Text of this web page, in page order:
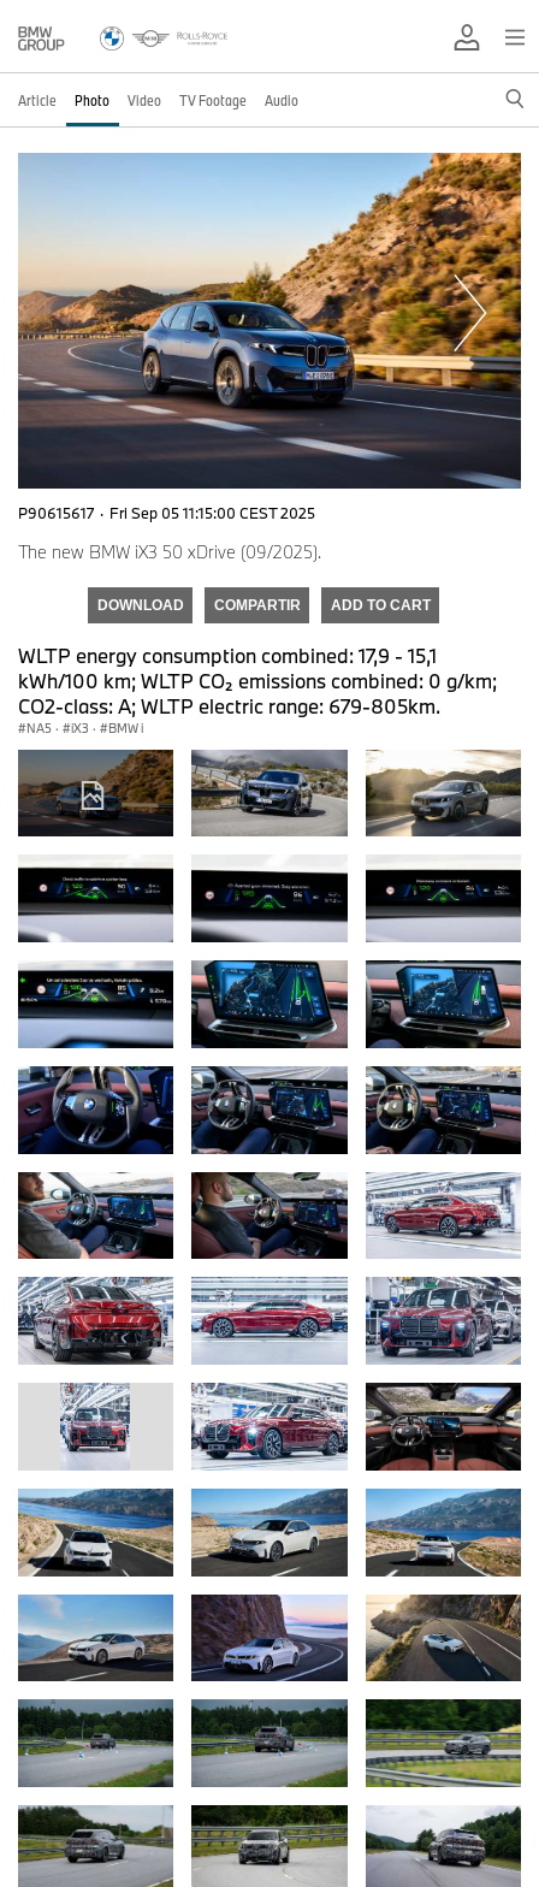
Article Photo Video TV Footage Audio
P90615617 · Fri Sep 05 11:15:00 CEST 2025
The new BMW iX3 50 xDrive (09/2025).
DOWNLOAD COMPARTIR ADD TO CART
WLTP energy consumption combined: 17,9 - 15,1
kWh/100 km; WLTP CO₂ emissions combined: 0 g/km;
CO2-class: A; WLTP electric range: 679-805km.
NA5 · iX3 · BMW i